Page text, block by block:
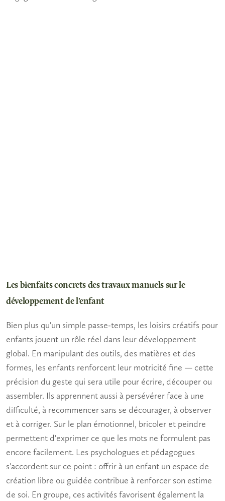
Les bienfaits concrets des travaux manuels sur le
développement de l'enfant
Bien plus qu'un simple passe-temps, les loisirs créatifs pour
enfants jouent un rôle réel dans leur développement
global. En manipulant des outils, des matières et des
formes, les enfants renforcent leur motricité fine — cette
précision du geste qui sera utile pour écrire, découper ou
assembler. Ils apprennent aussi à persévérer face à une
difficulté, à recommencer sans se décourager, à observer
et à corriger. Sur le plan émotionnel, bricoler et peindre
permettent d'exprimer ce que les mots ne formulent pas
encore facilement. Les psychologues et pédagogues
s'accordent sur ce point : offrir à un enfant un espace de
création libre ou guidée contribue à renforcer son estime
de soi. En groupe, ces activités favorisent également la